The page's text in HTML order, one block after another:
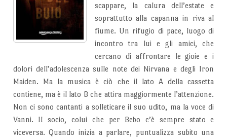
scappare, la calura dell’estate e
soprattutto alla capanna in riva al
fiume. Un rifugio di pace, luogo di
incontro tra lui e gli amici, che
cercano di affrontare le gioie e i
dolori dell’adolescenza sulle note dei Nirvana e degli Iron
Maiden. Ma la musica è ciò che il lato A della cassetta
contiene, ma è il lato B che attira maggiormente l’attenzione.
Non ci sono cantanti a solleticare il suo udito, ma la voce di
Vanni. Il socio, colui che per Bebo c’è sempre stato e
viceversa. Quando inizia a parlare, puntualizza subito una